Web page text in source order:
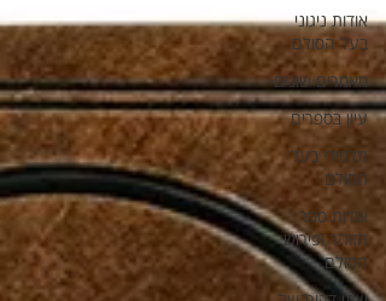
אודות ניגוני
בעל הסולם
מאמרים שונים
עיון בספרים
תלמידי בעל
הסולם
אודות ספר
הזוהר ופירוש
הסולם